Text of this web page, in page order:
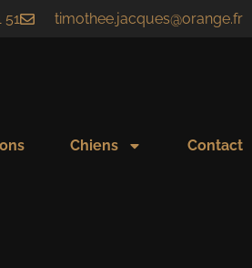
51 timothee.jacques@orange.fr
Chiens Contact